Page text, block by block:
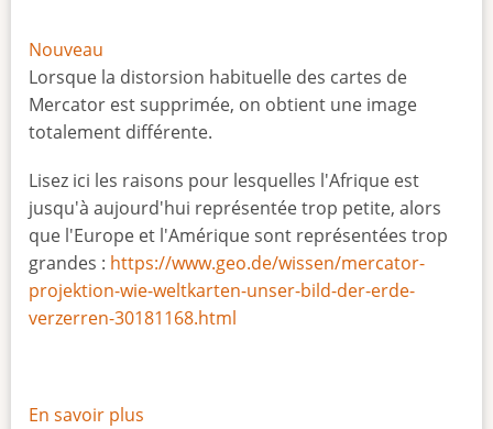
Nouveau
Lorsque la distorsion habituelle des cartes de
Mercator est supprimée, on obtient une image
totalement différente.
Lisez ici les raisons pour lesquelles l'Afrique est
jusqu'à aujourd'hui représentée trop petite, alors
que l'Europe et l'Amérique sont représentées trop
grandes : https://www.geo.de/wissen/mercator-
projektion-wie-weltkarten-unser-bild-der-erde-
verzerren-30181168.html
En savoir plus